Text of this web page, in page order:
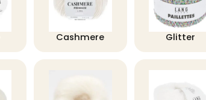
Cashmere Glitter